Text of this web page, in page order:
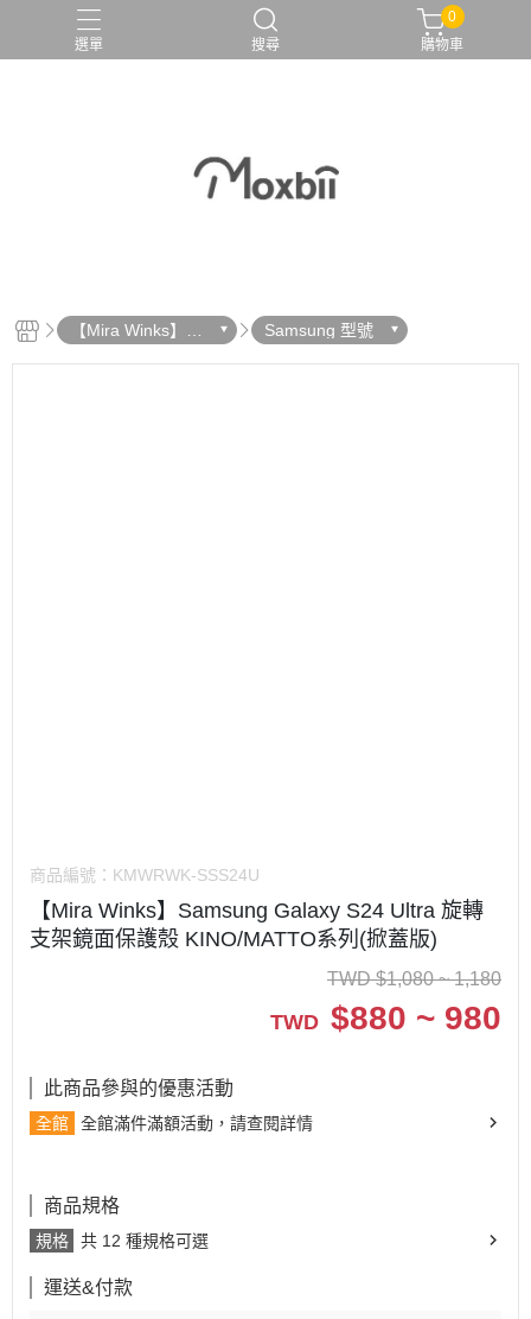
選單 搜尋
0
購物車
【Mira Winks】鏡
面手機殼
Samsung 型號
商品編號： KMWRWK-SSS24U
【Mira Winks】Samsung Galaxy S24 Ultra 旋轉
支架鏡面保護殼 KINO/MATTO系列(掀蓋版)
TWD $1,080 ~ 1,180
TWD $880 ~ 980
此商品參與的優惠活動
全館 全館滿件滿額活動，請查閱詳情
商品規格
規格 共 12 種規格可選
運送&付款